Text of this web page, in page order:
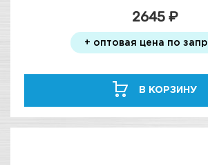
2645 ₽
+ оптовая цена по
В КОРЗИНУ